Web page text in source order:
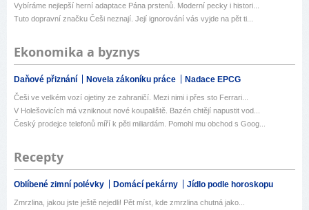
Vybíráme nejlepší herní adaptace Pána prstenů. Moderní pecky i histori...
Tuto dopravní značku Češi neznají. Její ignorování vás vyjde na pět ti...
Ekonomika a byznys
Daňové přiznání Novela zákoníku práce Nadace EPCG
Češi ve velkém vozí ojetiny ze zahraničí. Mezi nimi i přes sto Ferrari...
V Holešovicích má vzniknout nové koupaliště. Bazén chtějí napustit vod...
Český prodejce telefonů míří k pěti miliardám. Pomohl mu obchod s Goog...
Recepty
Oblíbené zimní polévky Domácí pekárny Jídlo podle horoskopu
Zmrzlina, jakou jste ještě nejedli! Pět míst, kde zmrzlina chutná jako...